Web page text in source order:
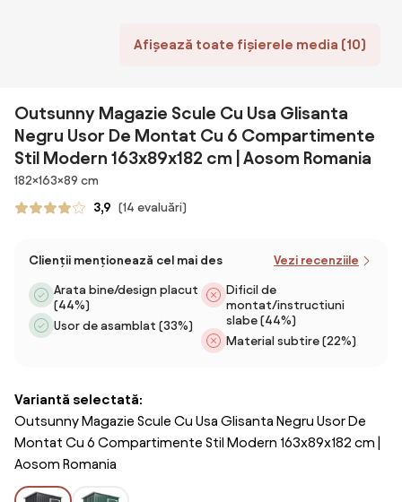
Afișează toate fișierele media (10)
Outsunny Magazie Scule Cu Usa Glisanta
Negru Usor De Montat Cu 6 Compartimente
Stil Modern 163x89x182 cm | Aosom Romania
Dimensiuni
182×163×89 cm
3,9 (14 evaluări)
Clienții menționează cel mai des Vezi recenziile
Arata bine/design placut
(44%)
Usor de asamblat (33%)
Dificil de
montat/instructiuni
slabe (44%)
Material subtire (22%)
Variantă selectată:
Outsunny Magazie Scule Cu Usa Glisanta Negru Usor De
Montat Cu 6 Compartimente Stil Modern 163x89x182 cm |
Aosom Romania